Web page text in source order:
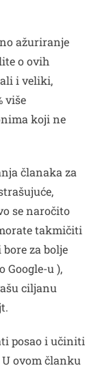
ažuriranje
o ovih
i veliki,
više
koji ne
članaka za
se naročito
takmičiti
za bolje
Google-u ),
ciljanu
posao i učiniti
ovom članku